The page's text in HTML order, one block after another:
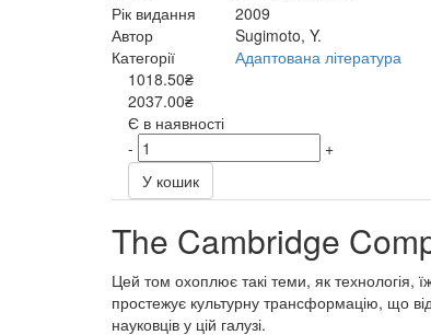
Рік видання
2009
Автор
Sugimoto, Y.
Категорії
Адаптована література
1018.50₴
2037.00₴
Є в наявності
-
+
У кошик
The Cambridge
Цей том охоплює такі теми, як технологія,
простежує культурну трансформацію, що
науковців у цій галузі.